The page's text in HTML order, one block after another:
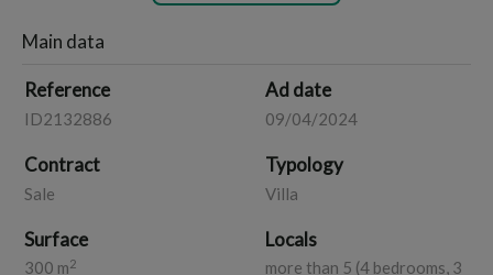
costruzione con tetto in legno, box auto e un terreno di 1500
La soluzione può fungere da Resort, agriturismo, b&b e
qualsiasi tipo di attività adattiva.
Attenzione …..si accettano permute…. TRATTATIVA
RISERVATA
Atripalda via Roma, 150 tel. PER VISIONARE ALTRI
IMMOBILI VAI SU GOOGLE e scrivi: Immobiliare
visionare tutti i nostri immobili sia in VENDITE / FITTO! O
visita la nostra pagina facebook.
Main data
Reference
ID2132886
Ad date
09/04/2024
Contract
Sale
Typology
Villa
Surface
300 m2
Locals
more than 5 (4 bedrooms, 3